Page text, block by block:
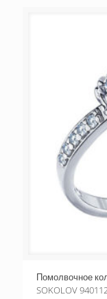
Помолвочное
SOKOLOV